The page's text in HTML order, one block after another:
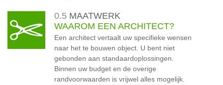
0.5 MAATWERK
WAAROM EEN ARCHITECT?
Een architect vertaalt uw specifieke wensen
naar het te bouwen object. U bent niet
gebonden aan standaardoplossingen.
Binnen uw budget en de overige
randvoorwaarden is vrijwel alles mogelijk.